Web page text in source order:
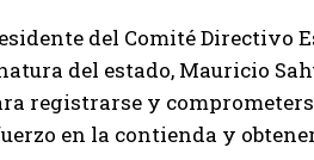
del Comité Directivo
del estado, Mauricio
registrarse y
en la contienda y